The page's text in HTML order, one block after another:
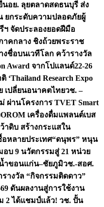
นอย. ลุยตลาดสดธนบุรี ส่ง
ยกระดับความปลอดภัยผู้
จัดประลองยอดฝีมือ
าคกลาง ชิงถ้วยพระราช
ชื่อบนเวทีโลก คว้ารางวัล
Award จากโปแลนด์22-26
Research Expo
เปลี่ยนอนาคตไทยวช. –
ผ่านโครงการ TVET Smart
OROM เครื่องดื่มแพลนต์เบส
ดิบ สร้างกระแสใน
หลายประเทศ“ดนุพร” หนุน
อบ 9 นวัตกรรมสู่ 21 หน่วย
ำขอนแก่น–ชัยภูมิวช.-สอศ.
างวัล “กิจกรรมติดดาว”
ดันผลงานสู่การใช้งาน
2 ได้แชมป์แล้ว! วช. ปั้น